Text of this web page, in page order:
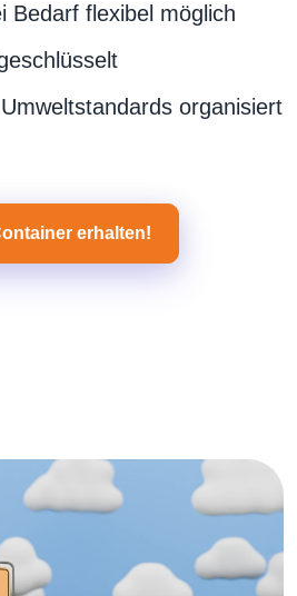
Bedarf flexibel möglich
organisiert
erhalten!